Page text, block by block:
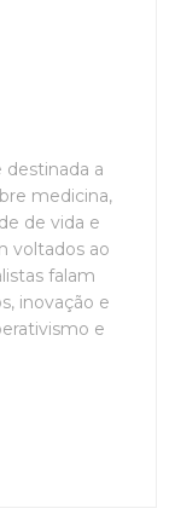
a
medicina,
de vida e
voltados ao
falam
inovação e
e